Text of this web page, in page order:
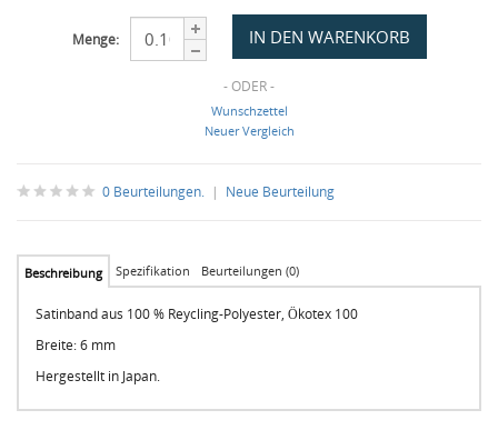
Menge:
- ODER -
Wunschzettel
Neuer Vergleich
0 Beurteilungen. | Neue Beurteilung
Beschreibung Spezifikation Beurteilungen (0)
Satinband aus 100 % Reycling-Polyester, Ökotex 100
Breite: 6 mm
Hergestellt in Japan.